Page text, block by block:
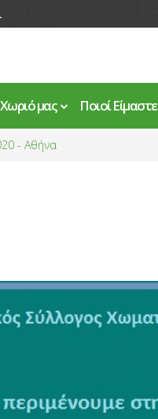
μας Ποιοί Είμαστε
- Αθήνα